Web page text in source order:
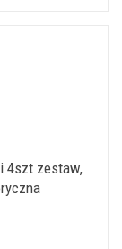
4szt zestaw,